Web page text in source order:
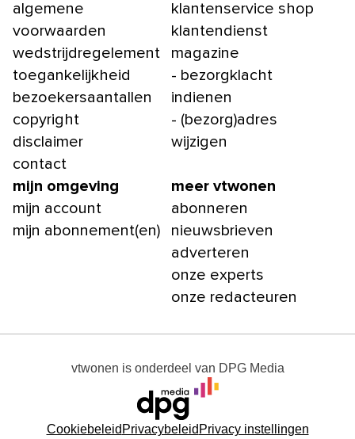
algemene
voorwaarden
wedstrijdregelement
toegankelijkheid
bezoekersaantallen
copyright
disclaimer
contact
klantenservice shop
klantendienst
magazine
- bezorgklacht
indienen
- (bezorg)adres
wijzigen
mijn omgeving
mijn account
mijn abonnement(en)
meer vtwonen
abonneren
nieuwsbrieven
adverteren
onze experts
onze redacteuren
vtwonen is onderdeel van DPG Media
Cookiebeleid Privacybeleid Privacy instellingen